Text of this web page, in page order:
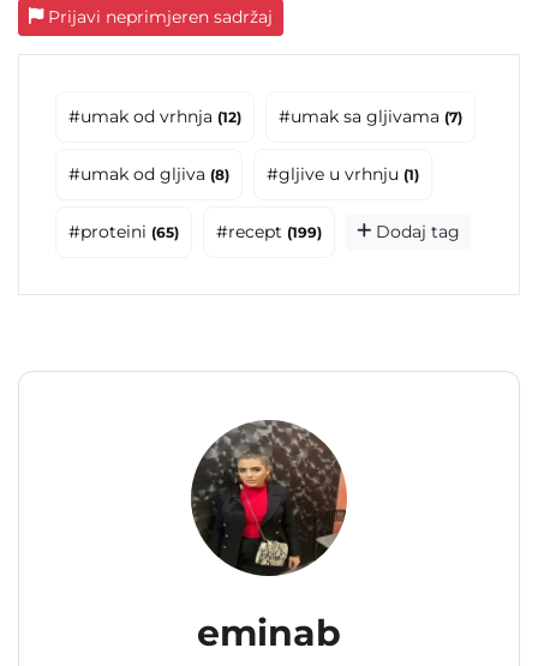
Prijavi neprimjeren sadržaj
#umak od vrhnja (12) #umak sa gljivama (7)
#umak od gljiva (8) #gljive u vrhnju (1)
#proteini (65) #recept (199) Dodaj tag
eminab